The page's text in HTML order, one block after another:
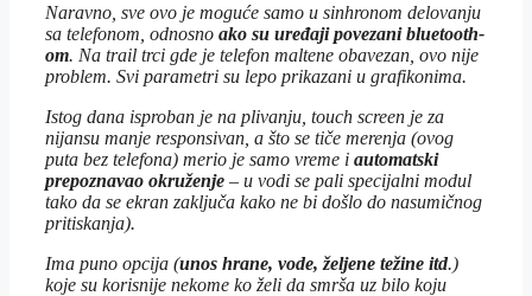
Naravno, sve ovo je moguće samo u sinhronom delovanju
sa telefonom, odnosno ako su uređaji povezani bluetooth-
om. Na trail trci gde je telefon maltene obavezan, ovo nije
problem. Svi parametri su lepo prikazani u grafikonima.
Istog dana isproban je na plivanju, touch screen je za
nijansu manje responsivan, a što se tiče merenja (ovog
puta bez telefona) merio je samo vreme i automatski
prepoznavao okruženje – u vodi se pali specijalni modul
tako da se ekran zaključa kako ne bi došlo do nasumičnog
pritiskanja).
Ima puno opcija (unos hrane, vode, željene težine itd.)
koje su korisnije nekome ko želi da smrša uz bilo koju